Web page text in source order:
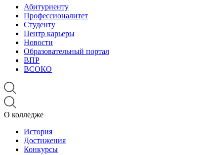
Абитуриенту
Профессионалитет
Студенту
Центр карьеры
Новости
Образовательный портал
ВПР
ВСОКО
О колледже
История
Достижения
Конкурсы